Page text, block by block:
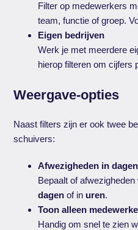
Filter op medewerkers
team, functie of groep.
Eigen bedrijven
Werk je met meerdere
hierop filteren om cijfers
Weergave-opties
Naast filters zijn er ook twee
schuivers:
Afwezigheden in
Bepaalt of
dagen of in uren.
Toon alleen
Handig om snel te zien